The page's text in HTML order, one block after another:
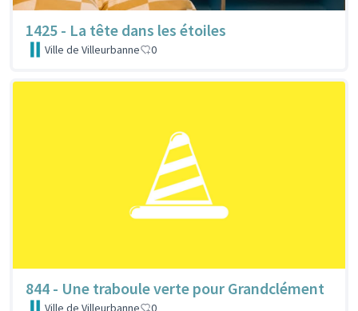
1425 - La tête dans les étoiles
Ville de Villeurbanne 0
844 - Une traboule verte pour Grandclément
Ville de Villeurbanne 0